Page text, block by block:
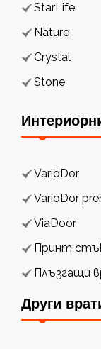
StarLife
Nature
Crystal
Stone
VarioDor
VarioDor
ViaDoor
Принт
Плъзгащи
Други